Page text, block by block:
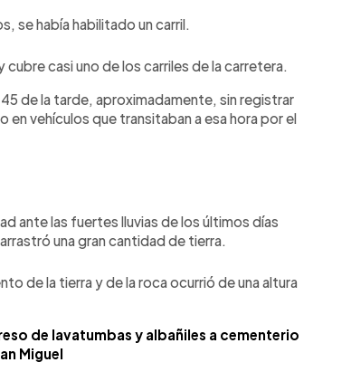
se había habilitado un carril.
casi uno de los carriles de la carretera.
de la tarde, aproximadamente, sin registrar
en vehículos que transitaban a esa hora por el
ante las fuertes lluvias de los últimos días
una gran cantidad de tierra.
de la tierra y de la roca ocurrió de una altura
de lavatumbas y albañiles a cementerio
Miguel